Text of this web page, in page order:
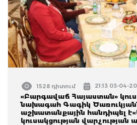
1528 դիտում 21:13 03-04-
«Բարգավաճ Հայաստան»
նախագահ Գագիկ
աշխատանքային հանդիպել
կուսակցության վարչության